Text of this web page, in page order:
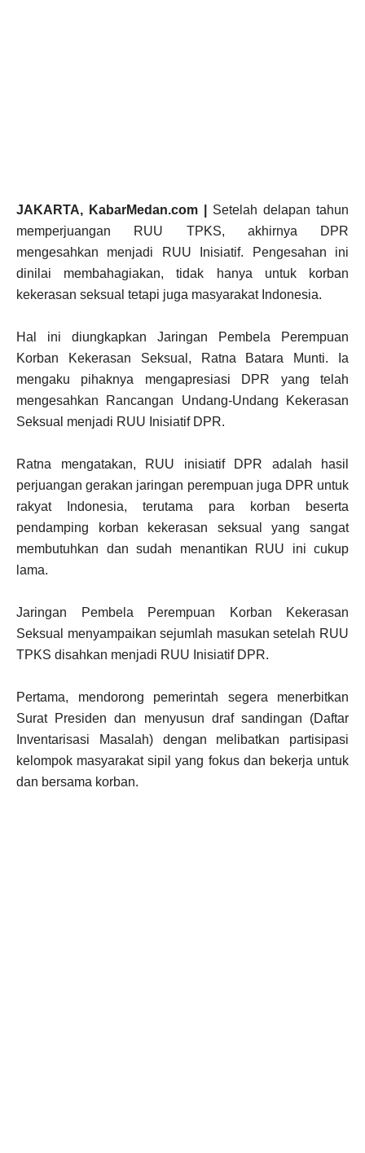
JAKARTA, KabarMedan.com |
Setelah delapan tahun
memperjuangan RUU TPKS, akhirnya DPR
mengesahkan menjadi RUU Inisiatif. Pengesahan ini
dinilai membahagiakan, tidak hanya untuk korban
kekerasan seksual tetapi juga masyarakat Indonesia.
Hal ini diungkapkan Jaringan Pembela Perempuan
Korban Kekerasan Seksual, Ratna Batara Munti. Ia
mengaku pihaknya mengapresiasi DPR yang telah
mengesahkan Rancangan Undang-Undang Kekerasan
Seksual menjadi RUU Inisiatif DPR.
Ratna mengatakan, RUU inisiatif DPR adalah hasil
perjuangan gerakan jaringan perempuan juga DPR untuk
rakyat Indonesia, terutama para korban beserta
pendamping korban kekerasan seksual yang sangat
membutuhkan dan sudah menantikan RUU ini cukup
lama.
Jaringan Pembela Perempuan Korban Kekerasan
Seksual menyampaikan sejumlah masukan setelah RUU
TPKS disahkan menjadi RUU Inisiatif DPR.
Pertama, mendorong pemerintah segera menerbitkan
Surat Presiden dan menyusun draf sandingan (Daftar
Inventarisasi Masalah) dengan melibatkan partisipasi
kelompok masyarakat sipil yang fokus dan bekerja untuk
dan bersama korban.